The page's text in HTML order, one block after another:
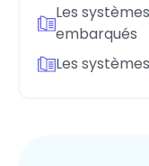
Les
embarqués
Les